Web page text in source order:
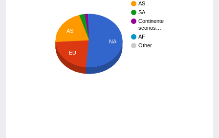
AS
SA
Continente
sconos…
AF
Other
AS
EU
NA